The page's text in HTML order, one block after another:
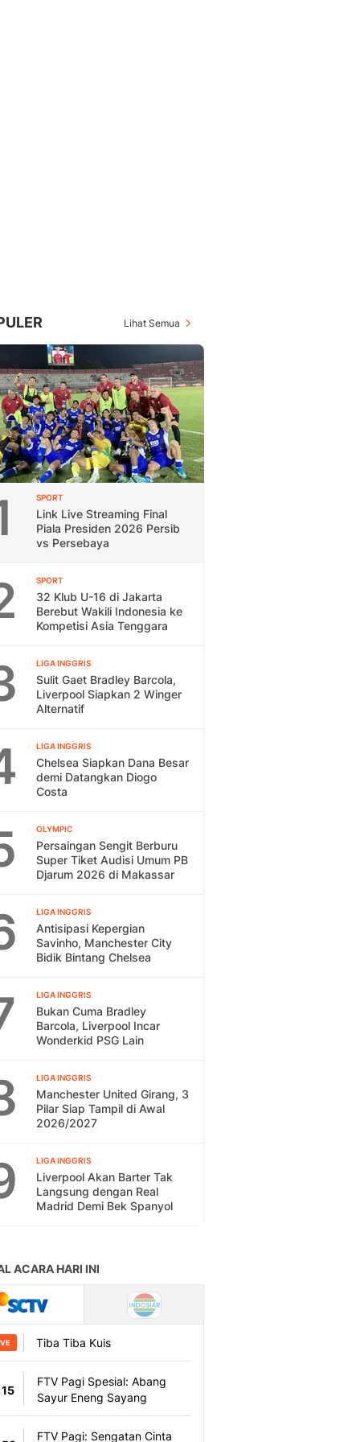
Lihat Semua
SPORT
Link Live Streaming Final
Piala Presiden 2026 Persib
vs Persebaya
SPORT
32 Klub U-16 di Jakarta
Berebut Wakili Indonesia ke
Kompetisi Asia Tenggara
LIGA INGGRIS
Sulit Gaet Bradley Barcola,
Liverpool Siapkan 2 Winger
Alternatif
LIGA INGGRIS
Chelsea Siapkan Dana Besar
demi Datangkan Diogo
Costa
OLYMPIC
Persaingan Sengit Berburu
Super Tiket Audisi Umum PB
Djarum 2026 di Makassar
LIGA INGGRIS
Antisipasi Kepergian
Savinho, Manchester City
Bidik Bintang Chelsea
LIGA INGGRIS
Bukan Cuma Bradley
Barcola, Liverpool Incar
Wonderkid PSG Lain
LIGA INGGRIS
Manchester United Girang, 3
Pilar Siap Tampil di Awal
2026/2027
LIGA INGGRIS
Liverpool Akan Barter Tak
Langsung dengan Real
Madrid Demi Bek Spanyol